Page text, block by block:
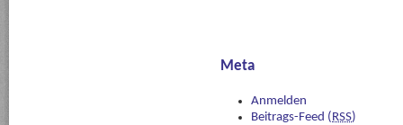
Meta
Anmelden
Beitrags-Feed (RSS)